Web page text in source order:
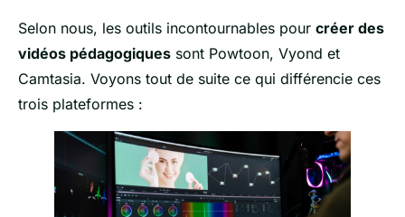
Selon nous, les outils incontournables pour créer des
vidéos pédagogiques sont Powtoon, Vyond et
Camtasia. Voyons tout de suite ce qui différencie ces
trois plateformes :